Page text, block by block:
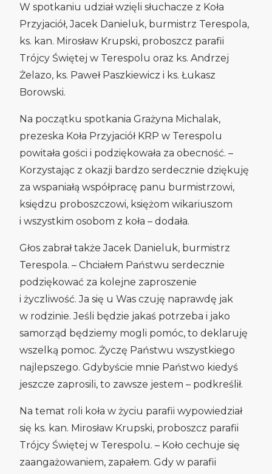
W spotkaniu udział wzięli słuchacze z Koła
Przyjaciół, Jacek Danieluk, burmistrz Terespola,
ks. kan. Mirosław Krupski, proboszcz parafii
Trójcy Świętej w Terespolu oraz ks. Andrzej
Żelazo, ks. Paweł Paszkiewicz i ks. Łukasz
Borowski.
Na początku spotkania Grażyna Michalak,
prezeska Koła Przyjaciół KRP w Terespolu
powitała gości i podziękowała za obecność. –
Korzystając z okazji bardzo serdecznie dziękuję
za wspaniałą współpracę panu burmistrzowi,
księdzu proboszczowi, księżom wikariuszom
i wszystkim osobom z koła – dodała.
Głos zabrał także Jacek Danieluk, burmistrz
Terespola. – Chciałem Państwu serdecznie
podziękować za kolejne zaproszenie
i życzliwość. Ja się u Was czuję naprawdę jak
w rodzinie. Jeśli będzie jakaś potrzeba i jako
samorząd będziemy mogli pomóc, to deklaruję
wszelką pomoc. Życzę Państwu wszystkiego
najlepszego. Gdybyście mnie Państwo kiedyś
jeszcze zaprosili, to zawsze jestem – podkreślił.
Na temat roli koła w życiu parafii wypowiedział
się ks. kan. Mirosław Krupski, proboszcz parafii
Trójcy Świętej w Terespolu. – Koło cechuje się
zaangażowaniem, zapałem. Gdy w parafii